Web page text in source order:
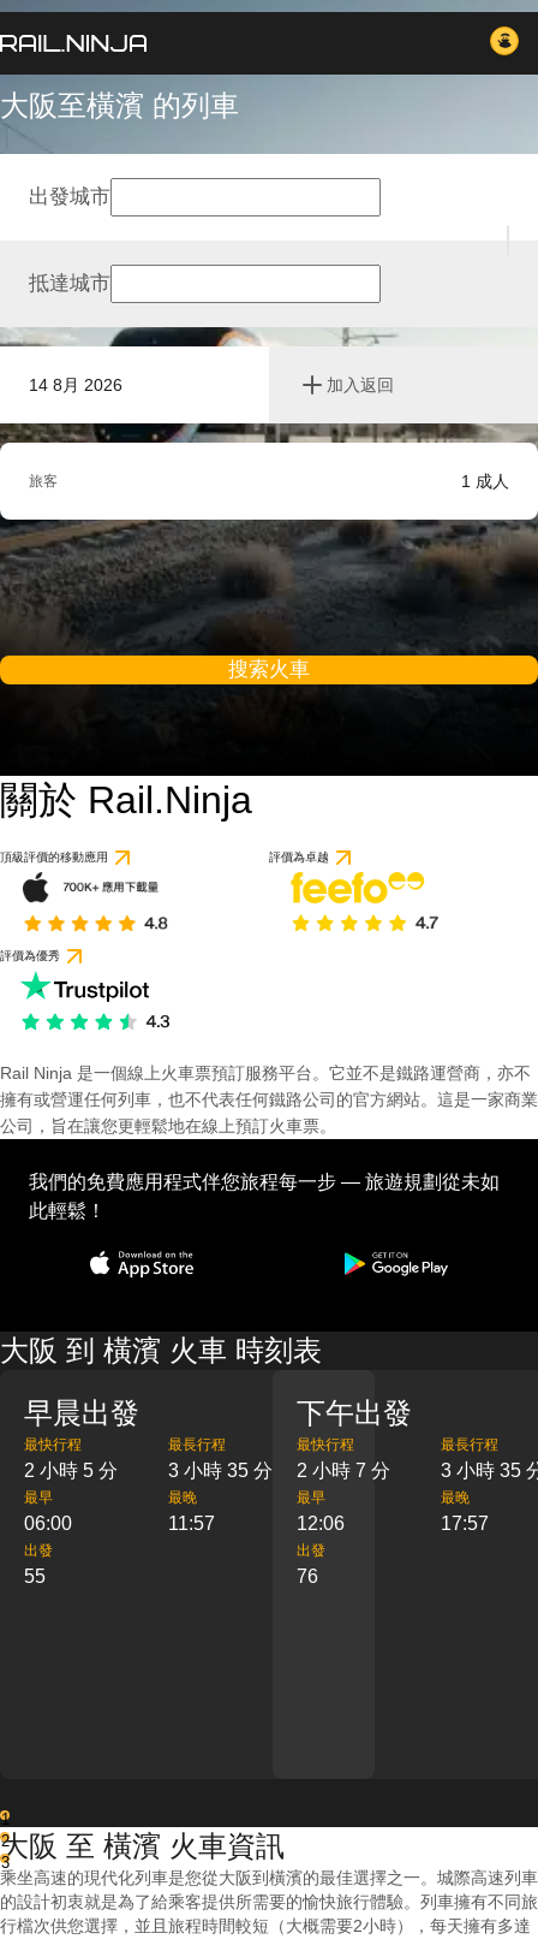
大阪至橫濱 的列車
14 8月 2026 加入返回
出發城市
抵達城市
旅客 1 成人
搜索火車
關於 Rail.Ninja
頂級評價的移動應用 評價為卓越
評價為優秀
Rail Ninja 是一個線上火車票預訂服務平台。它並不是鐵路運營商，亦不
擁有或營運任何列車，也不代表任何鐵路公司的官方網站。這是一家商業
公司，旨在讓您更輕鬆地在線上預訂火車票。
我們的免費應用程式伴您旅程每一步 — 旅遊規劃從未如
此輕鬆！
大阪 到 橫濱 火車 時刻表
早晨出發
最快行程
2 小時 5 分
最長行程
3 小時 35 分
最早
06:00
最晚
11:57
出發
55
下午出發
最快行程
2 小時 7 分
最長行程
3 小時 35
最早
12:06
最晚
17:57
出發
76
1
2
3
大阪 至 橫濱 火車資訊
乘坐高速的現代化列車是您從大阪到橫濱的最佳選擇之一。城際高速列車
的設計初衷就是為了給乘客提供所需要的愉快旅行體驗。列車擁有不同旅
行檔次供您選擇，並且旅程時間較短（大概需要2小時），每天擁有多達